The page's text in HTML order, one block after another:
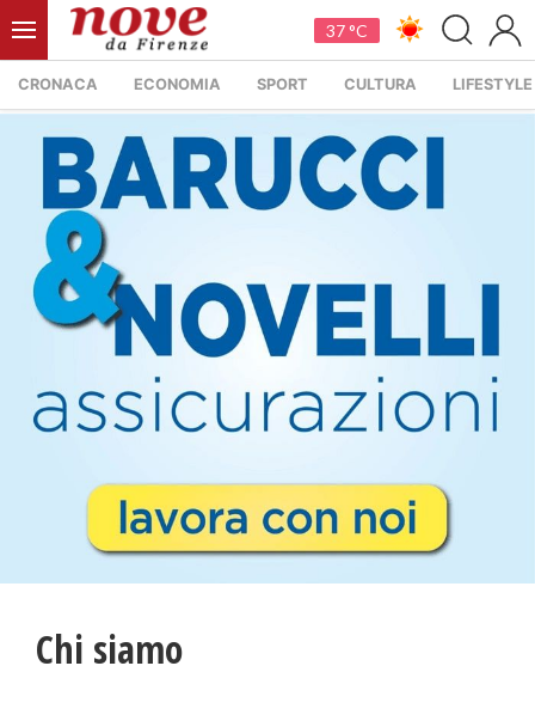
37 °C
CRONACA ECONOMIA SPORT CULTURA LIFESTYLE
Chi siamo